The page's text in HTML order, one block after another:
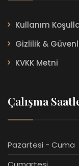
Kullanım
Gizlilik &
KVKK Metni
Çalışma
Pazartesi - Cuma